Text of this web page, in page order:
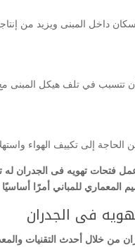
داخل المبنى ويزيد من
تتسبب في تلف هيكل المبنى
إلى تكييف الهواء
فتحات تهويه فى الجدران له
المعماري للمباني أمرًا
فى الجدران
من خلال أحدث التقنيات